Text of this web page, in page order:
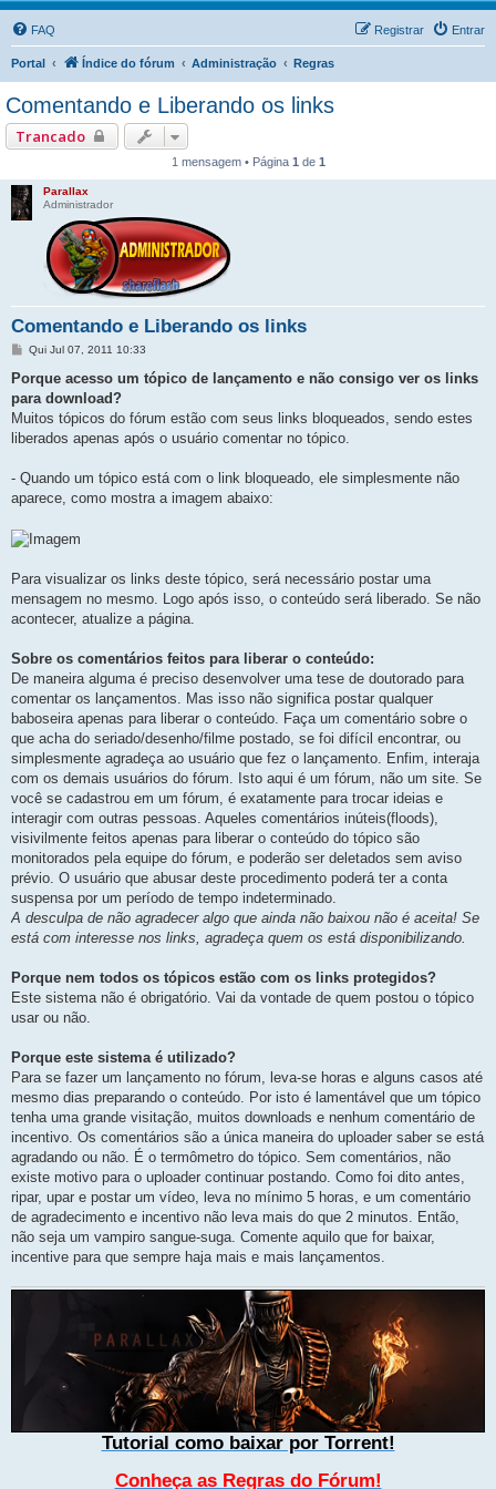
FAQ Entrar
Registrar
Portal Índice do fórum Administração Regras
Comentando e Liberando os links
Trancado
1 mensagem • Página 1 de 1
Parallax
Administrador
Comentando e Liberando os links
M
n
a
g
m
Qui Jul 07, 2011 10:33
Porque acesso um tópico de lançamento e não consigo ver os links
para download?
Muitos tópicos do fórum estão com seus links bloqueados, sendo estes
liberados apenas após o usuário comentar no tópico.
- Quando um tópico está com o link bloqueado, ele simplesmente não
aparece, como mostra a imagem abaixo:
Para visualizar os links deste tópico, será necessário postar uma
mensagem no mesmo. Logo após isso, o conteúdo será liberado. Se não
acontecer, atualize a página.
Sobre os comentários feitos para liberar o conteúdo:
De maneira alguma é preciso desenvolver uma tese de doutorado para
comentar os lançamentos. Mas isso não significa postar qualquer
baboseira apenas para liberar o conteúdo. Faça um comentário sobre o
que acha do seriado/desenho/filme postado, se foi difí­cil encontrar, ou
simplesmente agradeça ao usuário que fez o lançamento. Enfim, interaja
com os demais usuários do fórum. Isto aqui é um fórum, não um site. Se
você se cadastrou em um fórum, é exatamente para trocar ideias e
interagir com outras pessoas. Aqueles comentários inúteis(floods),
visivilmente feitos apenas para liberar o conteúdo do tópico são
monitorados pela equipe do fórum, e poderão ser deletados sem aviso
prévio. O usuário que abusar deste procedimento poderá ter a conta
suspensa por um perí­odo de tempo indeterminado.
A desculpa de não agradecer algo que ainda não baixou não é aceita! Se
está com interesse nos links, agradeça quem os está disponibilizando.
Porque nem todos os tópicos estão com os links protegidos?
Este sistema não é obrigatório. Vai da vontade de quem postou o tópico
usar ou não.
Porque este sistema é utilizado?
Para se fazer um lançamento no fórum, leva-se horas e alguns casos até
mesmo dias preparando o conteúdo. Por isto é lamentável que um tópico
tenha uma grande visitação, muitos downloads e nenhum comentário de
incentivo. Os comentários são a única maneira do uploader saber se está
agradando ou não. É o termômetro do tópico. Sem comentários, não
existe motivo para o uploader continuar postando. Como foi dito antes,
ripar, upar e postar um vídeo, leva no mínimo 5 horas, e um comentário
de agradecimento e incentivo não leva mais do que 2 minutos. Então,
não seja um vampiro sangue-suga. Comente aquilo que for baixar,
incentive para que sempre haja mais e mais lançamentos.
Tutorial como baixar por Torrent!
Conheça as Regras do Fórum!